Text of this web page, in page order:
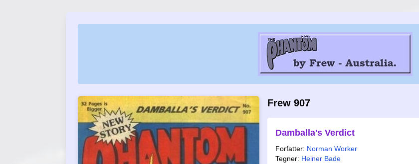
Frew 907
Damballa's Verdict
Forfatter: Norman Worker
Tegner: Heiner Bade